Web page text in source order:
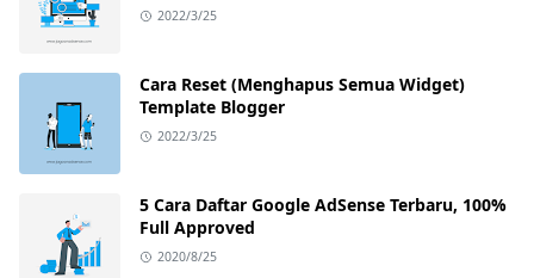
2022/3/25
Cara Reset (Menghapus Semua Widget)
Template Blogger
2022/3/25
5 Cara Daftar Google AdSense Terbaru, 100%
Full Approved
2020/8/25